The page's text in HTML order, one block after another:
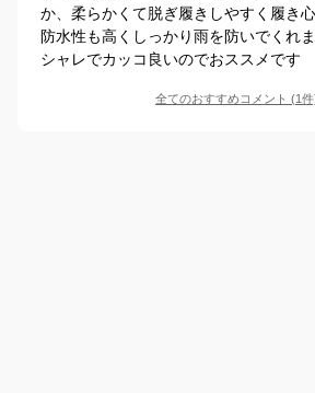
か、柔らかくて脱ぎ履きしやすく履き
防水性も高くしっかり雨を防いでくれ
シャレでカッコ良いのでおススメです
全てのおすすめコメント (1件